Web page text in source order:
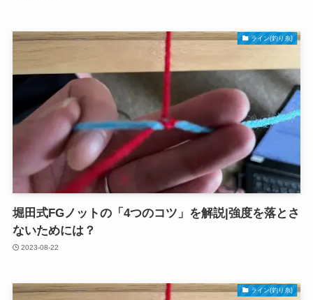
ライン(釣り糸)
堀田式FGノットの「4つのコツ」を解説|強度を落とさ
ないためには？
2023-08-22
ライン(釣り糸)